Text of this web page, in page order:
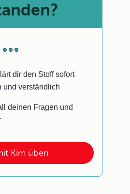
Kim üben
dir den Stoff sofort
und verständlich
deinen Fragen und